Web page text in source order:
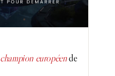
champion européende